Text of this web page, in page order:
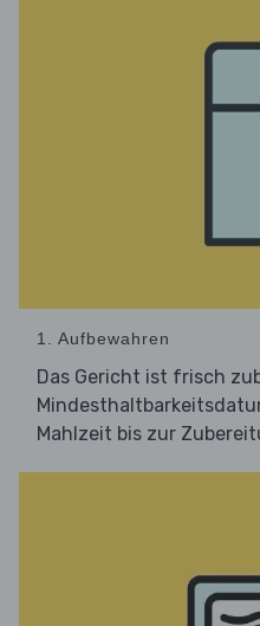
1. Aufbewahren
Das Gericht ist frisch
Mahlzeit bis zur